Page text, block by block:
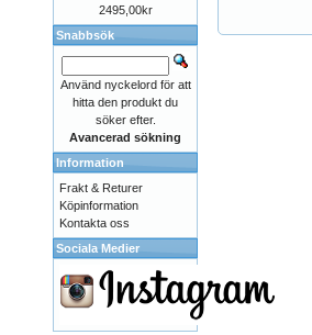
2495,00kr
Snabbsök
Använd nyckelord för att
hitta den produkt du
söker efter.
Avancerad sökning
Information
Frakt & Returer
Köpinformation
Kontakta oss
Sociala Medier